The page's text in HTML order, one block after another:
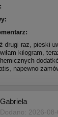
drugi raz, pieski
kilogram,
napewno
Gabriela
Dodano: 2026-08-